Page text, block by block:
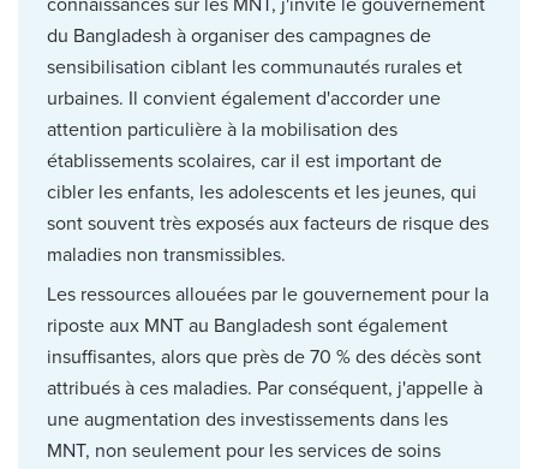
connaissances sur les MNT, j'invite le gouvernement
du Bangladesh à organiser des campagnes de
sensibilisation ciblant les communautés rurales et
urbaines. Il convient également d'accorder une
attention particulière à la mobilisation des
établissements scolaires, car il est important de
cibler les enfants, les adolescents et les jeunes, qui
sont souvent très exposés aux facteurs de risque des
maladies non transmissibles.
Les ressources allouées par le gouvernement pour la
riposte aux MNT au Bangladesh sont également
insuffisantes, alors que près de 70 % des décès sont
attribués à ces maladies. Par conséquent, j'appelle à
une augmentation des investissements dans les
MNT, non seulement pour les services de soins